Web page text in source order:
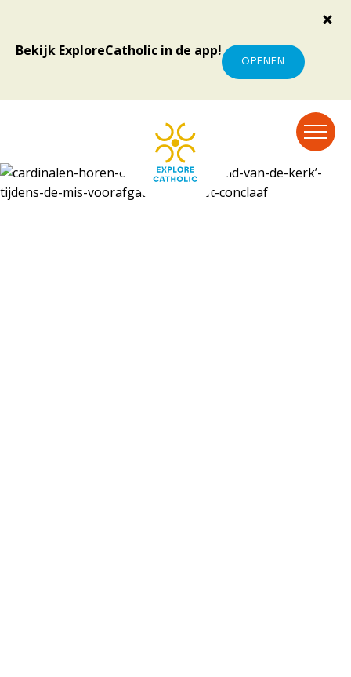
Bekijk ExploreCatholic in de app!
OPENEN